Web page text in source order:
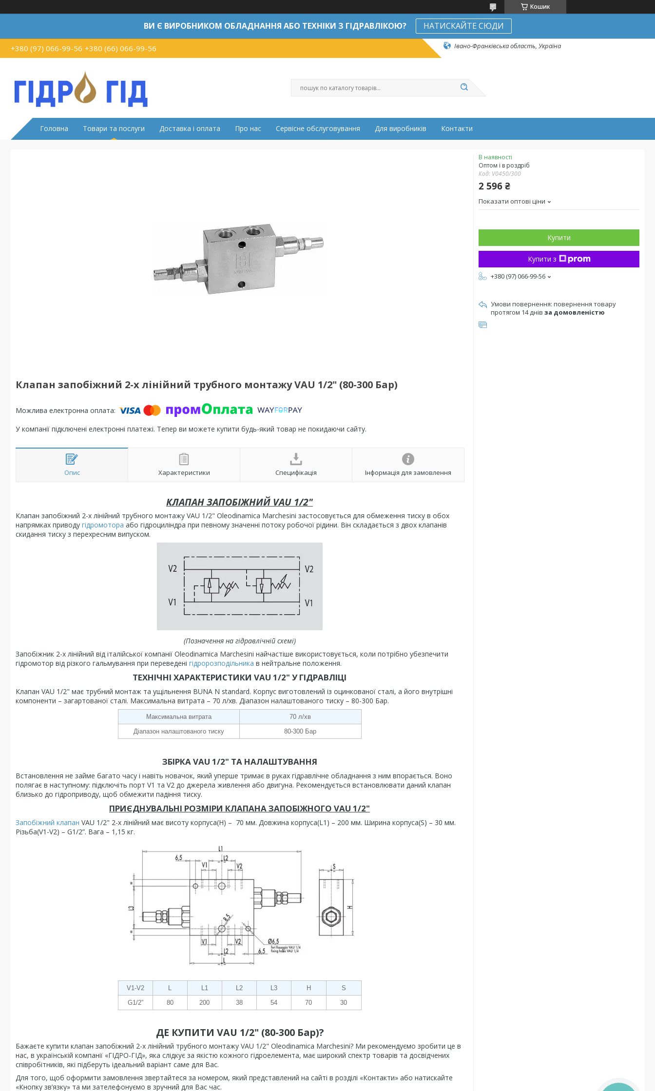
Кошик
ВИ Є ВИРОБНИКОМ ОБЛАДНАННЯ АБО ТЕХНІКИ З ГІДРАВЛІКОЮ? НАТИСКАЙТЕ СЮДИ
+380 (97) 066-99-56 +380 (66) 066-99-56 Івано-Франківська область, Україна
Головна Товари та послуги Доставка і оплата Про нас Сервісне обслуговування Для виробників Контакти
Клапан запобіжний 2-х лінійний трубного монтажу VAU 1/2" (80-300 Бар)
У компанії підключені електронні платежі. Тепер ви можете купити будь-який товар не покидаючи сайту.
Опис Характеристики Специфікація Інформація для замовлення
КЛАПАН ЗАПОБІЖНИЙ VAU 1/2"
Клапан запобіжний 2-х лінійний трубного монтажу VAU 1/2" Oleodinamica Marchesini застосовується для обмеження тиску в обох
напрямках приводу гідромотора або гідроциліндра при певному значенні потоку робочої рідини. Він складається з двох клапанів
скидання тиску з перехресним випуском.
(Позначення на гідравлічній схемі)
Запобіжник 2-х лінійний від італійської компанії Oleodinamica Marchesini найчастіше використовується, коли потрібно убезпечити
гідромотор від різкого гальмування при переведені гідророзподільника в нейтральне положення.
ТЕХНІЧНІ ХАРАКТЕРИСТИКИ VAU 1/2" У ГІДРАВЛІЦІ
Клапан VAU 1/2" має трубний монтаж та ущільнення BUNA N standard. Корпус виготовлений із оцинкованої сталі, а його внутрішні
компоненти – загартованої сталі. Максимальна витрата – 70 л/хв. Діапазон налаштованого тиску – 80-300 Бар.
Максимальна витрата
70 л/хв
Діапазон налаштованого тиску
80-300 Бар
ЗБІРКА VAU 1/2" ТА НАЛАШТУВАННЯ
Встановлення не займе багато часу і навіть новачок, який уперше тримає в руках гідравлічне обладнання з ним впорається. Воно
полягає в наступному: підключіть порт V1 та V2 до джерела живлення або двигуна. Рекомендується встановлювати даний клапан
близько до гідроприводу, щоб обмежити падіння тиску.
ПРИЄДНУВАЛЬНІ РОЗМІРИ КЛАПАНА ЗАПОБІЖНОГО VAU 1/2"
Запобіжний клапан VAU 1/2" 2-х лінійний має висоту корпуса(Н) – 70 мм. Довжина корпуса(L1) – 200 мм. Ширина корпуса(S) – 30 мм.
Різьба(V1-V2) – G1/2”. Вага – 1,15 кг.
V1-V2 L1 L2 L3 Н
S
G1/2”
80 200 38 54 70 30
ДЕ КУПИТИ VAU 1/2" (80-300 Бар)?
Бажаєте купити клапан запобіжний 2-х лінійний трубного монтажу VAU 1/2" Oleodinamica Marchesini? Ми рекомендуємо зробити це в
нас, в українській компанії «ГІДРО-ГІД», яка слідкує за якістю кожного гідроелемента, має широкий спектр товарів та досвідчених
співробітників, які підберуть ідеальний варіант саме для Вас.
Для того, щоб оформити замовлення звертайтеся за номером, який представлений на сайті в розділі «Контакти» або натискайте
«Кнопку зв’язку» та ми зателефонуємо в зручний для Вас час.
В наявності
Оптом і в роздріб
Код: V0450/300
2 596 ₴
Показати оптові ціни
Купити
Купити з
+380 (97) 066-99-56
повернення товару
протягом 14 днів за домовленістю